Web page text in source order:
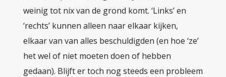
weinig tot nix van de grond komt. ‘Links’ en
‘rechts’ kunnen alleen naar elkaar kijken,
elkaar van van alles beschuldigden (en hoe ‘ze’
het wel of niet moeten doen of hebben
gedaan). Blijft er toch nog steeds een probleem